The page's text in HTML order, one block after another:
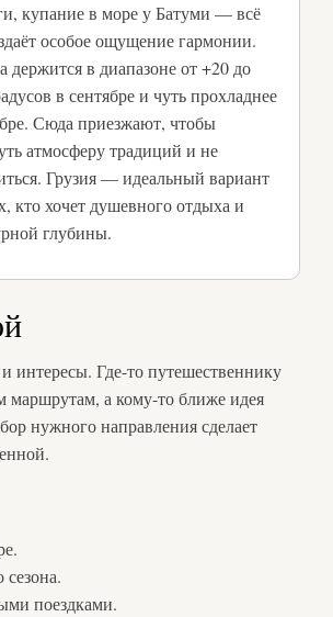
купание в море у Батуми — всё
особое ощущение гармонии.
держится в диапазоне от +20 до
в сентябре и чуть прохладнее
Сюда приезжают, чтобы
атмосферу традиций и не
Грузия — идеальный вариант
кто хочет душевного отдыха и
глубины.
интересы. Где-то путешественнику
маршрутам, а кому-то ближе идея
нужного направления сделает
поездками.